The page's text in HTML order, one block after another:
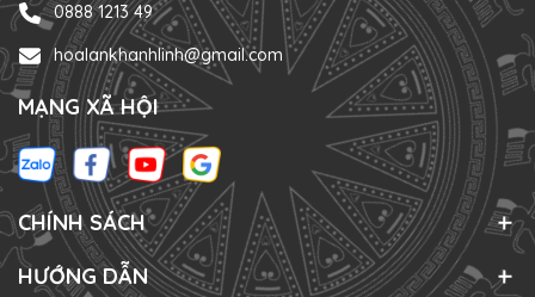
0888 1213 49
hoalankhanhlinh@gmail.com
MẠNG XÃ HỘI
CHÍNH SÁCH
HƯỚNG DẪN